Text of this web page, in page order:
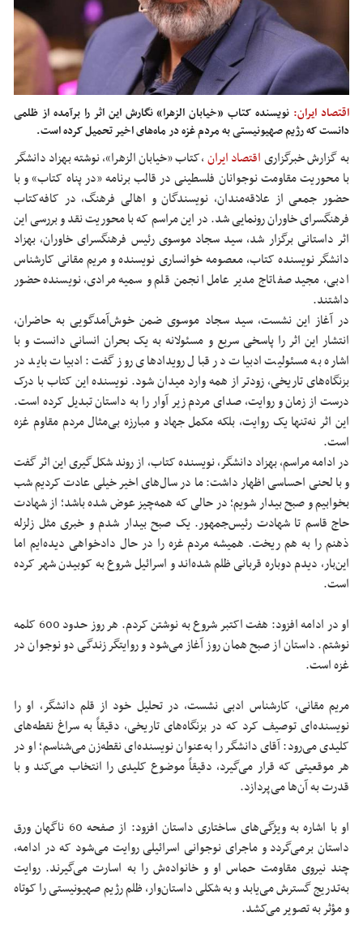
اقتصاد ایران: نویسنده کتاب «خیابان الزهرا» نگارش این اثر را برآمده از ظلمی
دانست که رژیم صهیونیستی به مردم غزه در ماه‌های اخیر تحمیل کرده است.
به گزارش خبرگزاریاقتصاد ایران,کتاب «خیابان الزهرا»، نوشته‌ بهزاد دانشگر
با محوریت مقاومت نوجوانان فلسطینی در قالب برنامه «در پناه کتاب» و با
حضور جمعی از علاقه‌مندان، نویسندگان و اهالی فرهنگ، در کافه‌کتاب
فرهنگسرای خاوران رونمایی شد. در این مراسم که با محوریت نقد و بررسی این
اثر داستانی برگزار شد، سید سجاد موسوی رئیس فرهنگسرای خاوران، بهزاد
دانشگر نویسنده کتاب، معصومه خوانساری نویسنده و مریم مقانی کارشناس
ادبی، مجید صفاتاج مدیر عامل انجمن قلم و سمیه مرادی، نویسنده حضور
داشتند.
در آغاز این نشست، سید سجاد موسوی ضمن خوش‌آمدگویی به حاضران،
انتشار این اثر را پاسخی سریع و مسئولانه به یک بحران انسانی دانست و با
اشاره به مسئولیت ادبیات در قبال رویدادهای روز گفت: ادبیات باید در
بزنگاه‌های تاریخی، زودتر از همه وارد میدان شود. نویسنده این کتاب با درک
درست از زمان و روایت، صدای مردم زیر آوار را به داستان تبدیل کرده است.
این اثر نه‌تنها یک روایت، بلکه مکمل جهاد و مبارزه بی‌مثال مردم مقاوم غزه
است.
در ادامه مراسم، بهزاد دانشگر، نویسنده کتاب، از روند شکل‌گیری این اثر گفت
و با لحنی احساسی اظهار داشت: ما در سال‌های اخیر خیلی عادت کردیم شب
بخوابیم و صبح بیدار شویم؛ در حالی که همه‌چیز عوض شده باشد؛ از شهادت
حاج قاسم تا شهادت رئیس‌جمهور. یک صبح بیدار شدم و خبری مثل زلزله
ذهنم را به هم ریخت. همیشه مردم غزه را در حال دادخواهی دیده‌ایم اما
این‌بار، دیدم دوباره قربانی ظلم شده‌اند و اسرائیل شروع به کوبیدن شهر کرده
است.
او در ادامه افزود: هفت اکتبر شروع به نوشتن کردم. هر روز حدود 600 کلمه
نوشتم. داستان از صبح همان روز آغاز می‌شود و روایتگر زندگی دو نوجوان در
غزه است.
مریم مقانی، کارشناس ادبی نشست، در تحلیل خود از قلم دانشگر، او را
نویسنده‌ای توصیف کرد که در بزنگاه‌های تاریخی، دقیقاً به سراغ نقطه‌های
کلیدی می‌رود: آقای دانشگر را به‌عنوان نویسنده‌ای نقطه‌زن می‌شناسم؛ او در
هر موقعیتی که قرار می‌گیرد، دقیقاً موضوع کلیدی را انتخاب می‌کند و با
قدرت به آن‌ها می‌پردازد.
او با اشاره به ویژگی‌های ساختاری داستان افزود: از صفحه 60 ناگهان ورق
داستان برمی‌گردد و ماجرای نوجوانی اسرائیلی روایت می‌شود که در ادامه،
چند نیروی مقاومت حماس او و خانواده‌ش را به اسارت می‌گیرند. روایت
به‌تدریج گسترش می‌یابد و به شکلی داستان‌وار، ظلم رژیم صهیونیستی را کوتاه
و مؤثر به تصویر می‌کشد.